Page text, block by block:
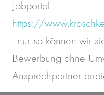
Jobportal
https://
- nur so können wir
Bewerbung ohne
Ansprechpartner